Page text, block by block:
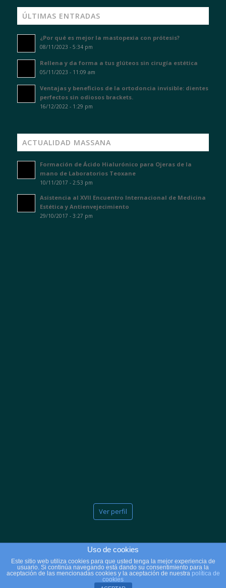
ÚLTIMAS ENTRADAS
¿Por qué es mejor la mastopexia con prótesis?
08/11/2023 - 5:34 pm
Rellena y da forma a tus glúteos sin cirugía estética
05/11/2023 - 11:09 am
Ventajas y beneficios de la ortodoncia invisible: dientes
perfectos sin odiosos brackets.
16/12/2022 - 1:29 pm
ACTUALIDAD MASSANA
Formación de Ácido Hialurónico para Ojeras de la
mano de Laboratorios Teoxane
10/11/2017 - 2:53 pm
Asistencia al XVII Encuentro Internacional de Medicina
Estética y Antienvejecimiento
29/10/2017 - 3:27 pm
Ver perfil
2025 © Copyright - Clínicas Massana
Política de Privacidad Política de Cookies
Uso de cookies
Este sitio web utiliza cookies para que usted tenga la mejor experiencia de
usuario. Si continúa navegando está dando su consentimiento para la
aceptación de las mencionadas cookies y la aceptación de nuestra política de
cookies